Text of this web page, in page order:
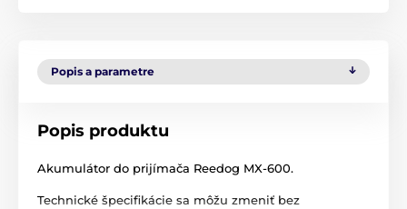
Popis a parametre
Popis produktu
Akumulátor do prijímača Reedog MX-600.
Technické špecifikácie sa môžu zmeniť bez